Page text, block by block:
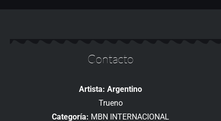
Contacto
Artista: Argentino
Trueno
Categoría: MBN INTERNACIONAL